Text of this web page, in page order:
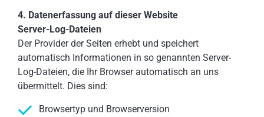
4. Datenerfassung auf dieser Website
Server-Log-Dateien
Der Provider der Seiten erhebt und speichert
automatisch Informationen in so genannten Server-
Log-Dateien, die Ihr Browser automatisch an uns
übermittelt. Dies sind:
Browsertyp und Browserversion